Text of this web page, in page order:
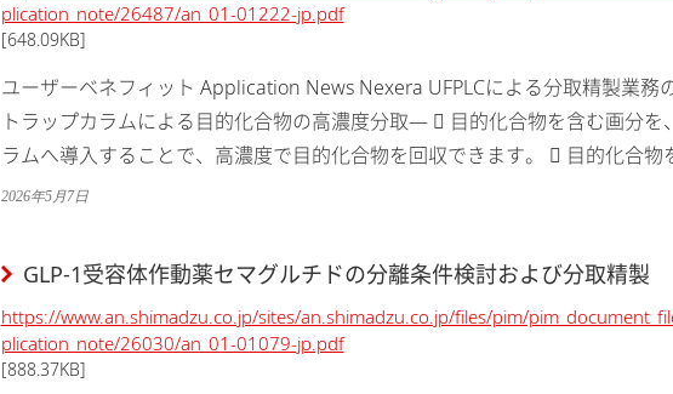
plication_note/26487/an_01-01222-jp.pdf
[648.09KB]
ユーザーベネフィット Application News Nexera UFPLCによる分取精製業
トラップカラムによる目的化合物の高濃度分取—  目的化合物を含む画分を
ラムへ導入することで、高濃度で目的化合物を回収できます。  目的化合物
態で回収できるため、分取後の乾燥･粉末化工程を短縮可能...
2026年5月7日
GLP-1受容体作動薬セマグルチドの分離条件検討および分取精製
https://www.an.shimadzu.co.jp/sites/an.shimadzu.co.jp/files/pim/
plication_note/26030/an_01-01079-jp.pdf
[888.37KB]